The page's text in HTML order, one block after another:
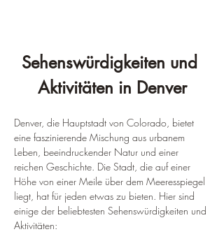
Sehenswürdigkeiten und
Aktivitäten in Denver
Denver, die Hauptstadt von Colorado, bietet
eine faszinierende Mischung aus urbanem
Leben, beeindruckender Natur und einer
reichen Geschichte. Die Stadt, die auf einer
Höhe von einer Meile über dem Meeresspiegel
liegt, hat für jeden etwas zu bieten. Hier sind
einige der beliebtesten Sehenswürdigkeiten und
Aktivitäten: